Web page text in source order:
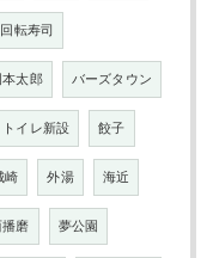
回転寿司
本太郎 バーズタウン
トイレ新設 餃子
崎 外湯 海近
播磨 夢公園